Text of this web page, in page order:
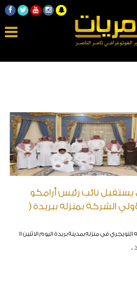
يستقبل نائب رئيس أرامكو
الشركة بمنزله ببريدة (
استقبل أحمد بن عبدالله التويجري في منزله بمدينة بريدة اليوم الاثنين 11